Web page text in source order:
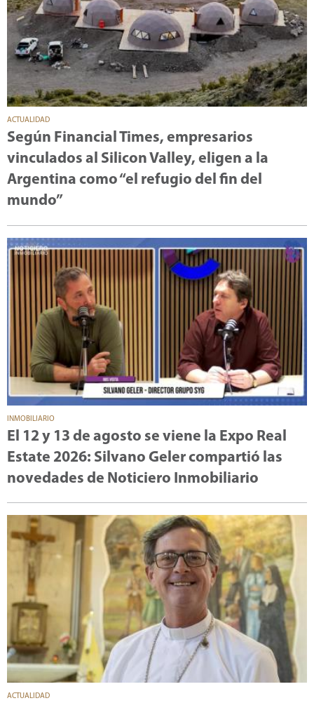
ACTUALIDAD
Según Financial Times, empresarios
vinculados al Silicon Valley, eligen a la
Argentina como “el refugio del fin del
mundo”
INMOBILIARIO
El 12 y 13 de agosto se viene la Expo Real
Estate 2026: Silvano Geler compartió las
novedades de Noticiero Inmobiliario
ACTUALIDAD